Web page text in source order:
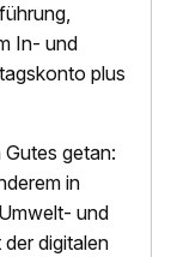
In- und
plus
getan:
in
und
digitalen